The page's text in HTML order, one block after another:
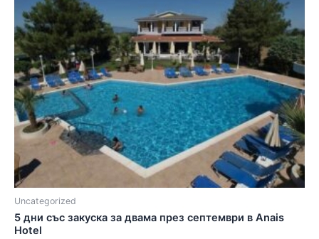
Uncategorized
5 дни със закуска за двама през септември в Anais
Hotel